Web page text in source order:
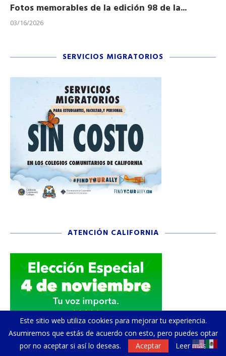
Fotos memorables de la edición 98 de la...
03/16/2026
SERVICIOS MIGRATORIOS
ATENCIÓN CALIFORNIA
Este sitio web utiliza cookies para mejorar tu experiencia.
Asumiremos que estás de acuerdo con esto, pero puedes optar
por no aceptar si así lo deseas.
Aceptar Leer más